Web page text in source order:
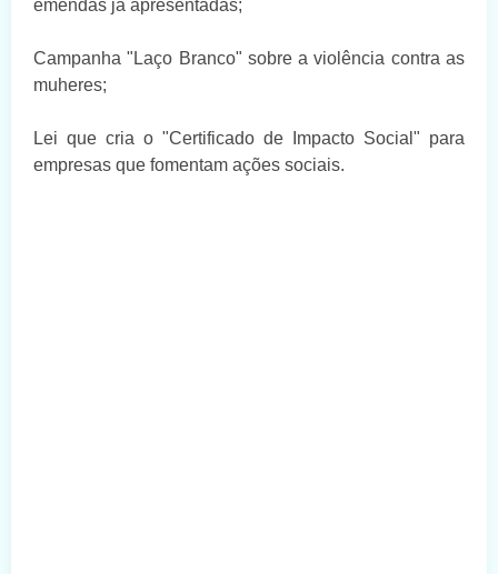
emendas já apresentadas;
Campanha "Laço Branco" sobre a violência contra as
muheres;
Lei que cria o "Certificado de Impacto Social" para
empresas que fomentam ações sociais.